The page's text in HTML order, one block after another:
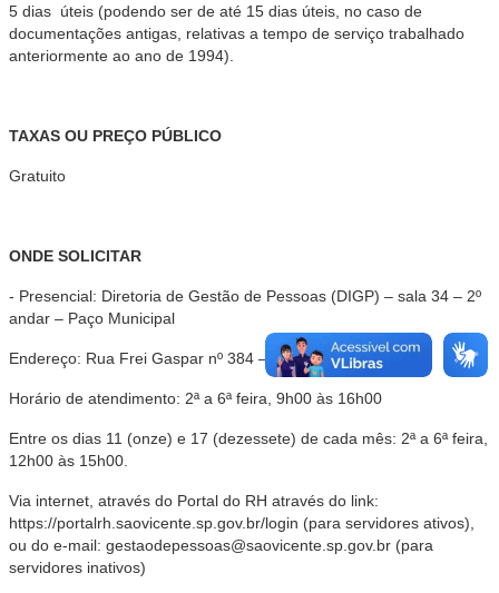
5 dias úteis (podendo ser de até 15 dias úteis, no caso de
documentações antigas, relativas a tempo de serviço trabalhado
anteriormente ao ano de 1994).
TAXAS OU PREÇO PÚBLICO
Gratuito
ONDE SOLICITAR
- Presencial: Diretoria de Gestão de Pessoas (DIGP) – sala 34 – 2º
andar – Paço Municipal
Endereço: Rua Frei Gaspar nº 384 – Centro - São Vicente
Horário de atendimento: 2ª a 6ª feira, 9h00 às 16h00
Entre os dias 11 (onze) e 17 (dezessete) de cada mês: 2ª a 6ª feira,
12h00 às 15h00.
Via internet, através do Portal do RH através do link:
https://portalrh.saovicente.sp.gov.br/login (para servidores ativos),
ou do e-mail: gestaodepessoas@saovicente.sp.gov.br (para
servidores inativos)